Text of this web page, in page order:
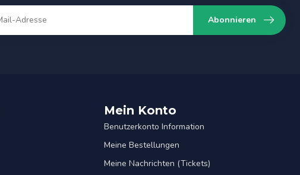
Abonnieren
Mein Konto
Benutzerkonto Information
Meine Bestellungen
Meine Nachrichten (Tickets)